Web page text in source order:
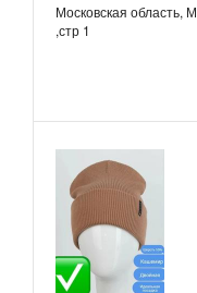
Московская область,
,стр 1